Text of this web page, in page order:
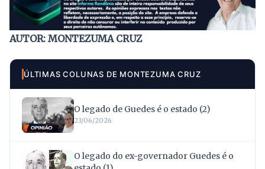
AUTOR: MONTEZUMA CRUZ
ÚLTIMAS COLUNAS DE MONTEZUMA CRUZ
O legado de Guedes é o estado (2)
23/06/2026
O legado do ex-governador Guedes é o